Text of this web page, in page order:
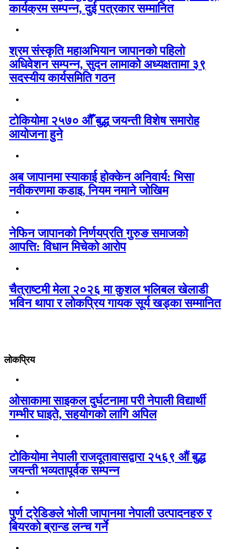
कार्यक्रम सम्पन्न, दुई पत्रकार सम्मानित
श्रम संस्कृति महाअभियान जापानको पहिलो
अधिवेशन सम्पन्न, सुदन लामाको अध्यक्षतामा ३९
सदस्यीय कार्यसमिति गठन
टोकियोमा २५७० औँ बुद्ध जयन्ती विशेष समारोह
आयोजना हुने
अब जापानमा स्याकाई होक्केन अनिवार्य: भिसा
नवीकरणमा कडाइ, नियम नमाने जोखिम
नेफिन जापानको निर्णयप्रति गुरुङ समाजको
आपत्ति: विधान मिचेको आरोप
चैत्राष्टमी मेला २०२६ मा कुशल भलिबल खेलाडी
भविन थापा र लोकप्रिय गायक सूर्य खड्का सम्मानित
लोकप्रिय
ओसाकामा साइकल दुर्घटनामा परी नेपाली विद्यार्थी
गम्भीर घाइते, सहयोगको लागि अपिल
टोकियोमा नेपाली राजदूतावासद्वारा २५६९ औं बुद्ध
जयन्ती भव्यतापूर्वक सम्पन्न
पुर्ण ट्रेडिङले भोली जापानमा नेपाली उत्पादनहरु र
बियरको ब्रान्ड लन्च गर्ने